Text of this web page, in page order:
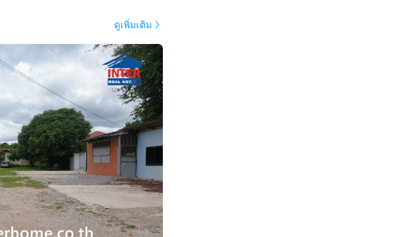
ดูเพิ่มเติม